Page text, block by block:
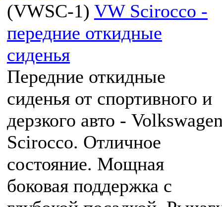
(VWSC-1) VW Scirocco -
передние откидные
сиденья
Передние откидные
сиденья от спортивного и
дерзкого авто -
Scirocco. Отличное
состояние. Мощная
боковая поддержка с